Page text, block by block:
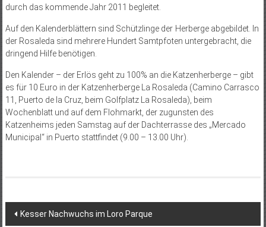
durch das kommende Jahr 2011 begleitet.
Auf den Kalenderblättern sind Schützlinge der Herberge abgebildet. In
der Rosaleda sind mehrere Hundert Samtpfoten untergebracht, die
dringend Hilfe benötigen.
Den Kalender – der Erlös geht zu 100% an die Katzenherberge – gibt
es für 10 Euro in der Katzenherberge La Rosaleda (Camino Carrasco
11, Puerto de la Cruz, beim Golfplatz La Rosaleda), beim
Wochenblatt und auf dem Floh­markt, der zugunsten des
Katzenheims jeden Samstag auf der Dachterrasse des „Mercado
Municipal“ in Puerto stattfindet (9.00 – 13.00 Uhr).
Beitragsnavigation
Kesser Nachwuchs im Loro Parque